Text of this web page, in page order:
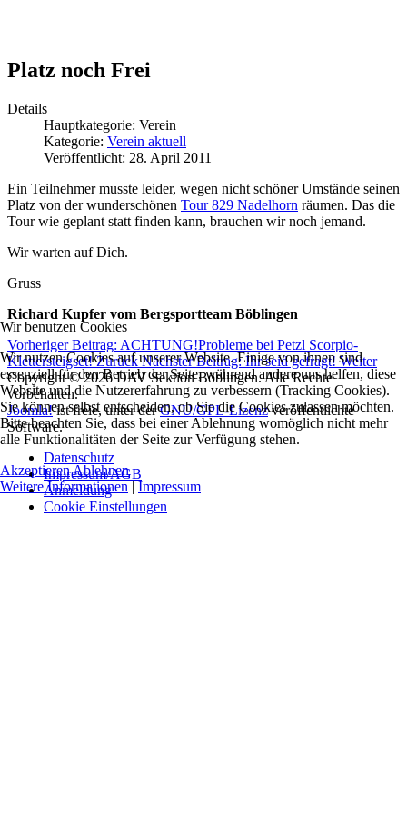
Platz noch Frei
Details
Hauptkategorie: Verein
Kategorie: Verein aktuell
Veröffentlicht: 28. April 2011
Ein Teilnehmer musste leider, wegen nicht schöner Umstände seinen
Platz von der wunderschönen Tour 829 Nadelhorn räumen. Das die
Tour wie geplant statt finden kann, brauchen wir noch jemand.
Wir warten auf Dich.
Gruss
Richard Kupfer vom Bergsportteam Böblingen
Vorheriger Beitrag: ACHTUNG!Probleme bei Petzl Scorpio-
Klettersteigset!Zurück Nächster Beitrag: Ihr seid gefragt!Weiter
Copyright © 2026 DAV Sektion Böblingen. Alle Rechte
vorbehalten.
Joomla!ist freie, unter derGNU/GPL-Lizenzveröffentlichte
Software.
Datenschutz
Impressum/AGB
Anmeldung
Cookie Einstellungen
Wir benutzen Cookies
Wir nutzen Cookies auf unserer Website. Einige von ihnen sind
essenziell für den Betrieb der Seite, während andere uns helfen, diese
Website und die Nutzererfahrung zu verbessern (Tracking Cookies).
Sie können selbst entscheiden, ob Sie die Cookies zulassen möchten.
Bitte beachten Sie, dass bei einer Ablehnung womöglich nicht mehr
alle Funktionalitäten der Seite zur Verfügung stehen.
AkzeptierenAblehnen
Weitere Informationen | Impressum